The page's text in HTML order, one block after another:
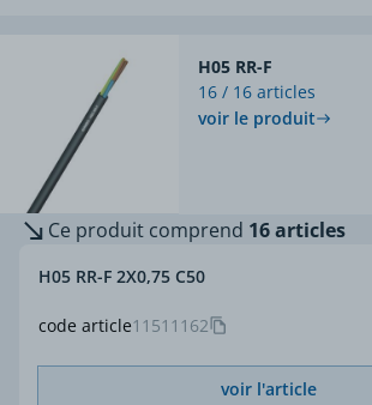
H05 RR-F
16 / 16 articles
voir le produit
Ce produit comprend 16 articles
code article11511162
H05 RR-F 2X0,75 C50
voir l'article